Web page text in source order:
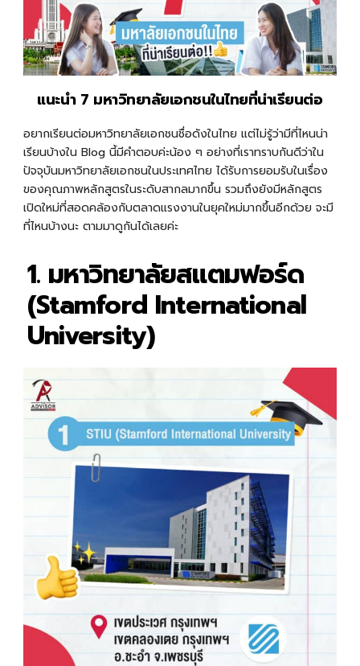
แนะนำ 7 มหาวิทยาลัยเอกชนในไทยที่น่าเรียนต่อ
อยากเรียนต่อมหาวิทยาลัยเอกชนชื่อดังในไทย แต่ไม่รู้ว่ามีที่ไหนน่า
เรียนบ้างใน Blog นี้มีคำตอบค่ะน้อง ๆ อย่างที่เราทราบกันดีว่าใน
ปัจจุบันมหาวิทยาลัยเอกชนในประเทศไทย ได้รับการยอมรับในเรื่อง
ของคุณภาพหลักสูตรในระดับสากลมากขึ้น รวมถึงยังมีหลักสูตร
เปิดใหม่ที่สอดคล้องกับตลาดแรงงานในยุคใหม่มากขึ้นอีกด้วย จะมี
ที่ไหนบ้างนะ ตามมาดูกันได้เลยค่ะ
1. มหาวิทยาลัยสแตมฟอร์ด
(Stamford International
University)